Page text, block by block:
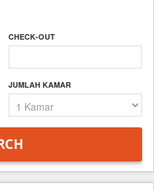
CHECK-OUT
JUMLAH KAMAR